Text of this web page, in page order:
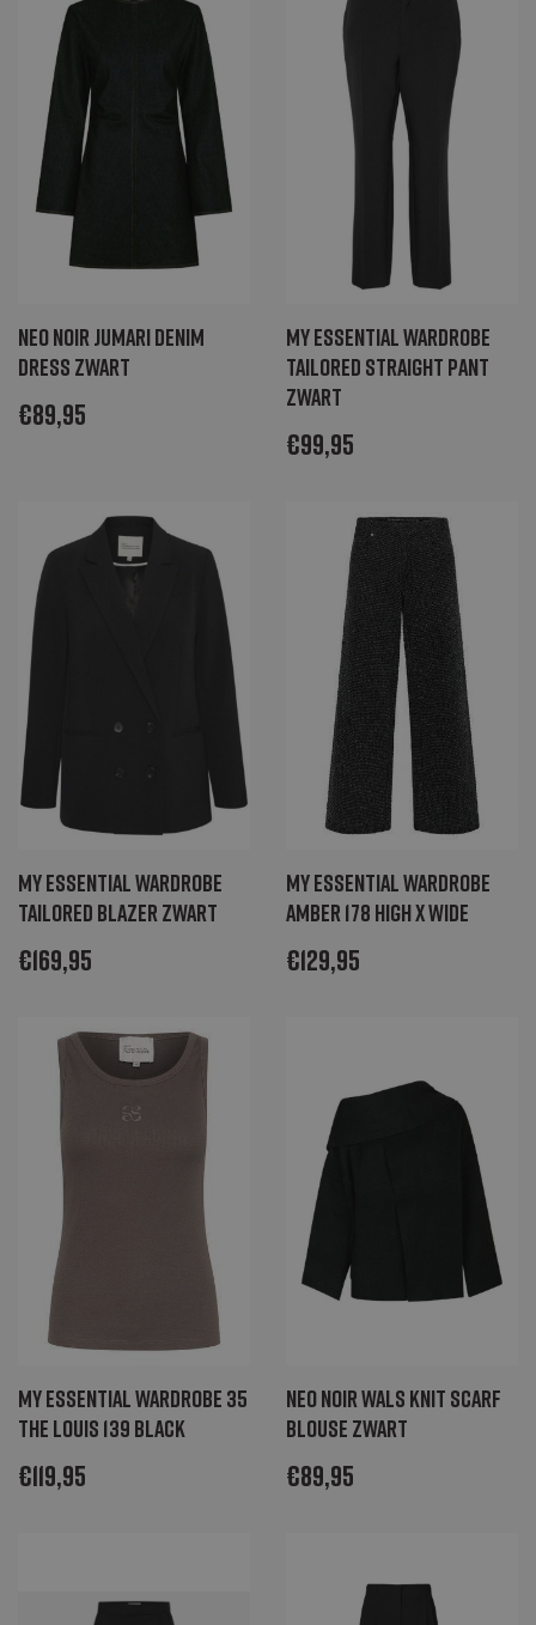
Neo Noir Jumari denim
dress zwart
€89,95
My Essential Wardrobe
Tailored straight pant
zwart
€99,95
My Essential Wardrobe
Tailored blazer zwart
€169,95
My Essential Wardrobe
Amber 178 high x wide
€129,95
My Essential Wardrobe 35
the louis 139 black
€119,95
Neo Noir Wals knit scarf
blouse zwart
€89,95